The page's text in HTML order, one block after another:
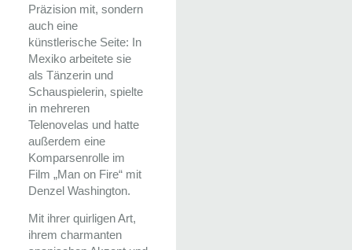
Präzision mit, sondern
auch eine
künstlerische Seite: In
Mexiko arbeitete sie
als Tänzerin und
Schauspielerin, spielte
in mehreren
Telenovelas und hatte
außerdem eine
Komparsenrolle im
Film „Man on Fire“ mit
Denzel Washington.
Mit ihrer quirligen Art,
ihrem charmanten